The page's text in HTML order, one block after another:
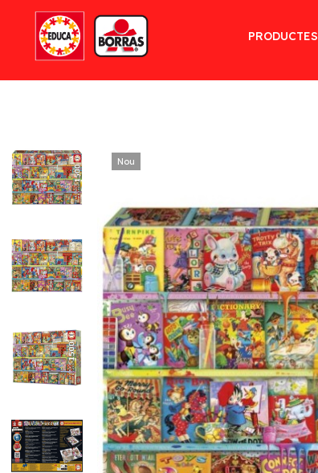
PRODUCTES
Nou